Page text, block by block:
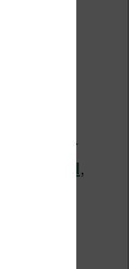
100%
votre
en savoir
ce logiciel,
un-